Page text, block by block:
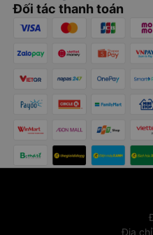
Đối tác thanh toán
Địa chỉ